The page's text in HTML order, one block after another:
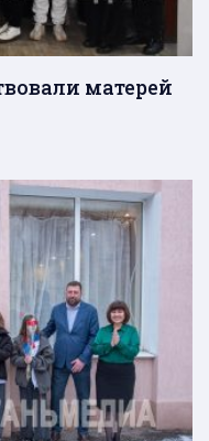
матерей